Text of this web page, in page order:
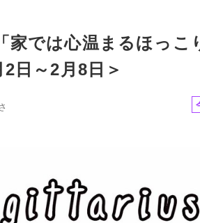
家では心温まるほっこ
日～2月8日＞